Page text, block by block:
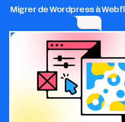
Migrer de Wordpress à